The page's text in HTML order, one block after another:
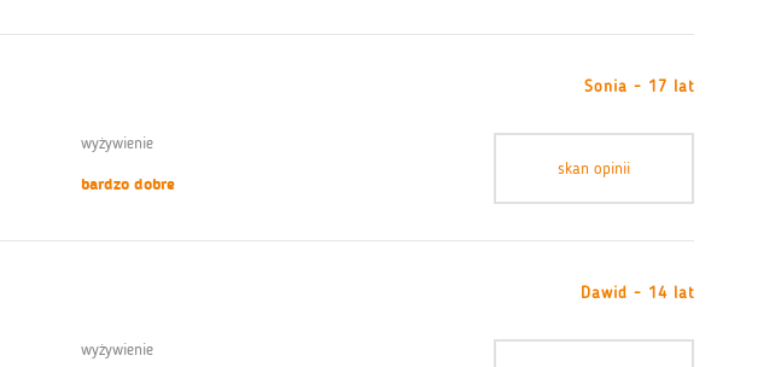
Sonia - 17 lat
wyżywienie
bardzo dobre
skan opinii
Dawid - 14 lat
wyżywienie